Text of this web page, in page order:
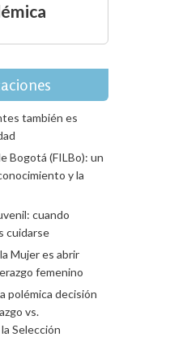
también es
Bogotá (FILBo): un
y la
cuando
cuidarse
Mujer es abrir
femenino
polémica decisión
vs.
Selección